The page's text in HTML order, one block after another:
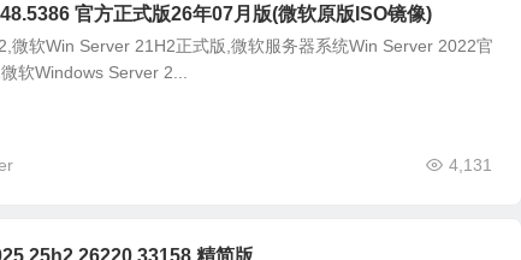
官方正式版26年07月版(微软原版ISO镜像)
微软Win Server 21H2正式版,微软服务器系统Win Server 2022官
软Windows Server 2...
4,131
25h2 26220.33158 精简版